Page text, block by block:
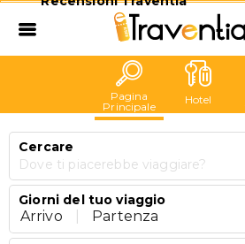
Pagina
Principale
Hotel
Cercare
Dove ti piacerebbe viaggiare?
Giorni del tuo viaggio
Arrivo Partenza